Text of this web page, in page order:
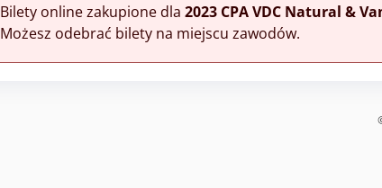
Bilety online zakupione dla 2023 CPA VDC Natural &
Możesz odebrać bilety na miejscu zawodów.